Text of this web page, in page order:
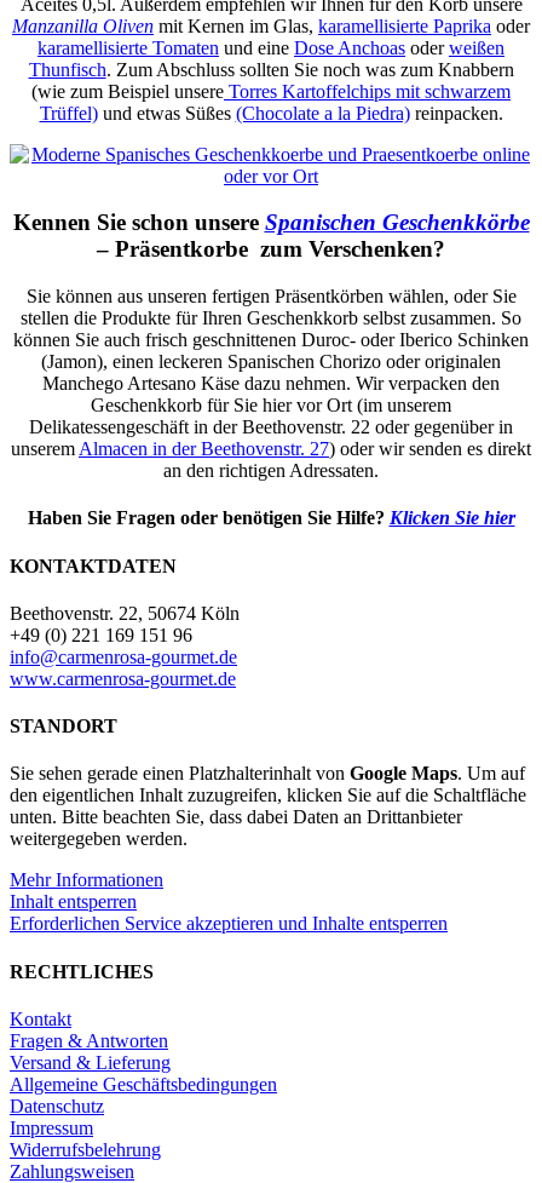
Manzanilla Oliven mit Kernen im Glas, karamellisierte Paprika oder
karamellisierte Tomaten und eine Dose Anchoas oderweißen
Thunfisch. Zum Abschluss sollten Sie noch was zum Knabbern
(wie zum Beispiel unsere Torres Kartoffelchips mit schwarzem
Trüffel)und etwas Süßes (Chocolate a la Piedra)reinpacken.
Kennen Sie schon unsere Spanischen Geschenkkörbe
– Präsentkorbe zum Verschenken?
Sie können aus unseren fertigen Präsentkörben wählen, oder Sie
stellen die Produkte für Ihren Geschenkkorb selbst zusammen. So
können Sie auch frisch geschnittenen Duroc- oder Iberico Schinken
(Jamon), einen leckeren Spanischen Chorizo oder originalen
Manchego Artesano Käse dazu nehmen. Wir verpacken den
Geschenkkorb für Sie hier vor Ort (im unserem
Delikatessengeschäft in der Beethovenstr. 22 oder gegenüber in
unserem Almacen in der Beethovenstr. 27) oder wir senden es direkt
an den richtigen Adressaten.
Haben Sie Fragen oder benötigen Sie Hilfe? Klicken Sie hier
KONTAKTDATEN
Beethovenstr. 22, 50674 Köln
+49 (0) 221 169 151 96
info@carmenrosa-gourmet.de
www.carmenrosa-gourmet.de
STANDORT
Sie sehen gerade einen Platzhalterinhalt von Google Maps. Um auf
den eigentlichen Inhalt zuzugreifen, klicken Sie auf die Schaltfläche
unten. Bitte beachten Sie, dass dabei Daten an Drittanbieter
weitergegeben werden.
Mehr Informationen
Inhalt entsperren
Erforderlichen Service akzeptieren und Inhalte entsperren
RECHTLICHES
Kontakt
Fragen & Antworten
Versand & Lieferung
Allgemeine Geschäftsbedingungen
Datenschutz
Impressum
Widerrufsbelehrung
Zahlungsweisen